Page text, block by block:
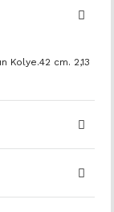
Kolye.42 cm. 2,13